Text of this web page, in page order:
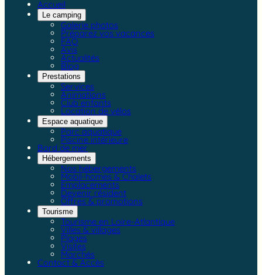
Accueil
Le camping
Galerie photos
Préparez vos vacances
FAQ
Avis
Actualités
Blog
Prestations
Services
Animations
Club enfants
Location de vélos
Espace aquatique
Parc aquatique
Piscine intérieure
Bord de mer
Hébergements
Nos hébergements
Mobil-homes & Chalets
Emplacements
Devenir résident
Offres & promotions
Tourisme
Tourisme en Loire-Atlantique
Villes & villages
Plages
Visites
Marchés
Contact & Accès